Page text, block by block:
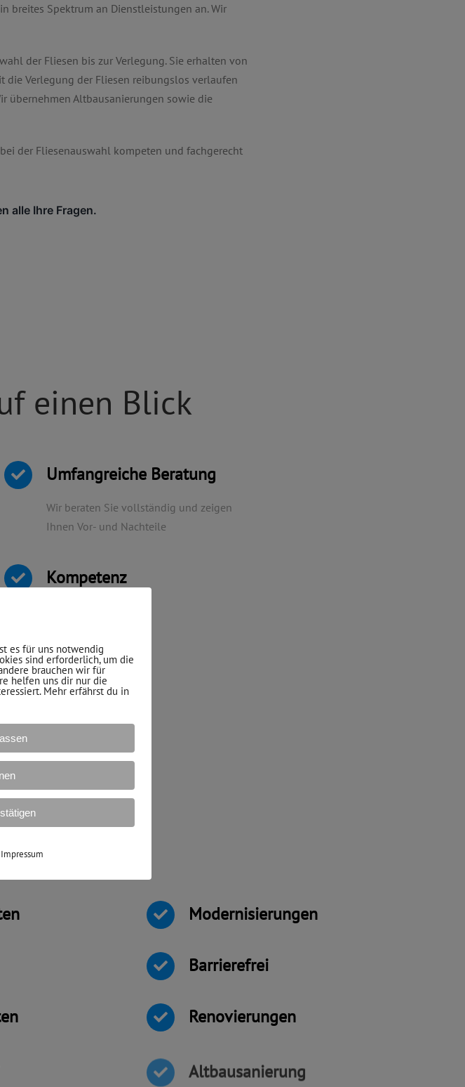
breites Spektrum an Dienstleistungen an. Wir
der Fliesen bis zur Verlegung. Sie erhalten von
Verlegung der Fliesen reibungslos verlaufen
übernehmen Altbausanierungen sowie die
der Fliesenauswahl kompeten und fachgerecht
alle Ihre Fragen.
einen Blick
Umfangreiche Beratung
Wir beraten Sie vollständig und zeigen
Ihnen Vor- und Nachteile
Kompetenz
Modernisierungen
Barrierefrei
Renovierungen
Altbausanierung
es für uns notwendig
sind erforderlich, um die
brauchen wir für
helfen uns dir nur die
Mehr erfährst du in
Impressum